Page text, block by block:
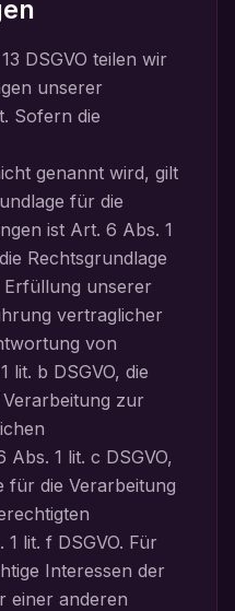
DSGVO teilen wir
unserer
Sofern die
genannt wird, gilt
für die
ist Art. 6 Abs. 1
Rechtsgrundlage
unserer
vertraglicher
von
lit. b DSGVO, die
zur
1 lit. c DSGVO,
für die Verarbeitung
lit. f DSGVO. Für
Interessen der
einer anderen